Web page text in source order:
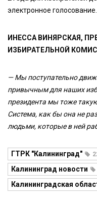
электронное голосование.
ИНЕССА ВИНЯРСКАЯ,
ИЗБИРАТЕЛЬНОЙ
— Мы поступательно
привычным для наших
президента мы тоже
Система, как бы она не
людьми, которые в ней
ГТРК "Калининград"
Калининград новости
Калининградская